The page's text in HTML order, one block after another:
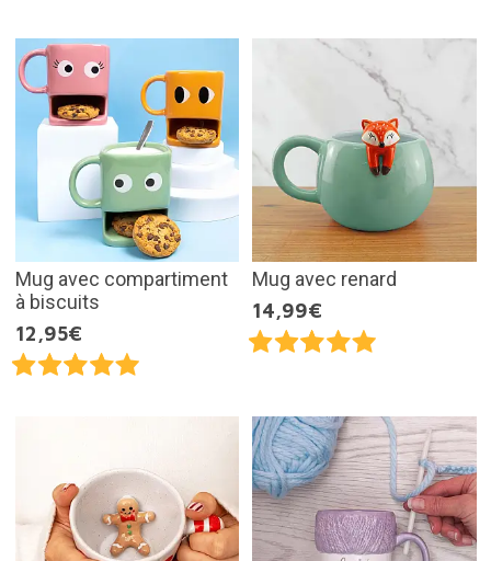
Mug avec compartiment
à biscuits
12,95€
Mug avec renard
14,99€